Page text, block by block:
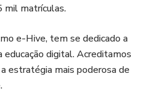
mil matrículas.
e-Hive, tem se dedicado a
digital. Acreditamos
estratégia mais poderosa de